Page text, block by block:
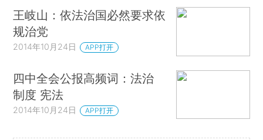
王岐山：依法治国必然要求依
规治党
2014年10月24日 APP打开
四中全会公报高频词：法治
制度 宪法
2014年10月24日 APP打开